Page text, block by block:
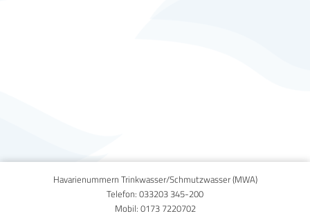
Published on17. April 2014
Havarienummern Trinkwasser/Schmutzwasser (MWA)
Telefon: 033203 345-200
Mobil: 0173 7220702